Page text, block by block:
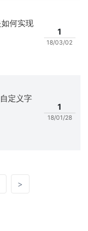
何实现
1
18/03/02
定义字
1
18/01/28
>